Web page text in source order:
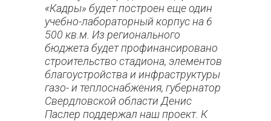
«Кадры» будет построен еще один
учебно-лабораторный корпус на 6
500 кв.м. Из регионального
бюджета будет профинансировано
строительство стадиона, элементов
благоустройства и инфраструктуры
газо- и теплоснабжения, губернатор
Свердловской области Денис
Паслер поддержал наш проект. К